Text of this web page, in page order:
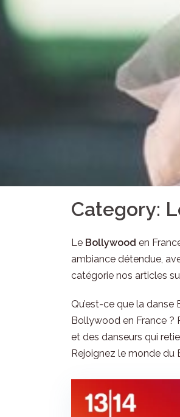
Category:
Le Bollywood en
ambiance détendue,
catégorie nos articles
Qu’est-ce que la
Bollywood en France ?
et des danseurs qui
Rejoignez le monde du